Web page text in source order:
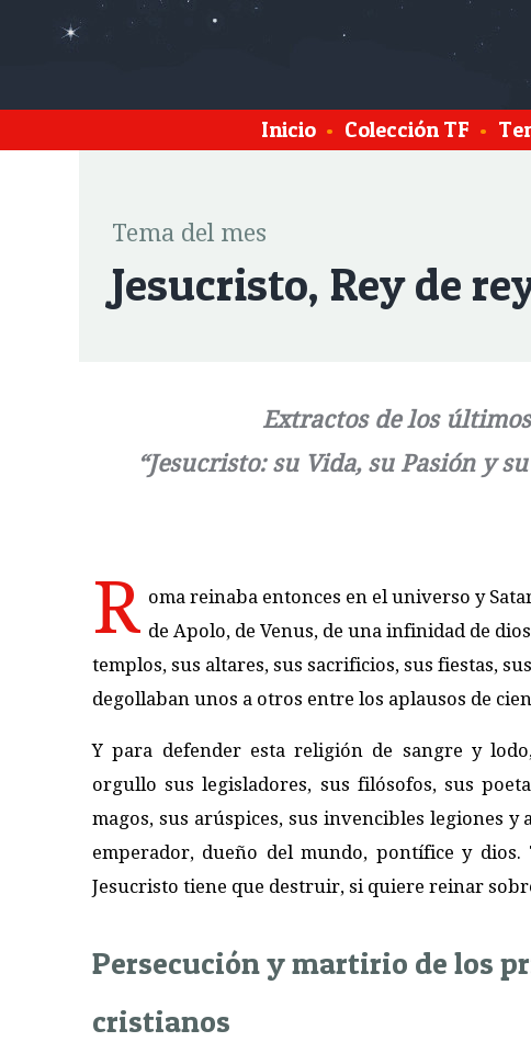
Inicio • Colección TF •
Tema del mes
Jesucristo, Rey de
Extractos de los
“Jesucristo: su Vida, su Pasión y
R oma reinaba entonces en el universo y
de Apolo, de Venus, de una infinidad de
templos, sus altares, sus sacrificios, sus fiestas,
degollaban unos a otros entre los aplausos de
Y para defender esta religión de sangre y
orgullo sus legisladores, sus filósofos, sus
magos, sus arúspices, sus invencibles legiones y
emperador, dueño del mundo, pontífice y
Jesucristo tiene que destruir, si quiere reinar
Persecución y martirio de los
cristianos